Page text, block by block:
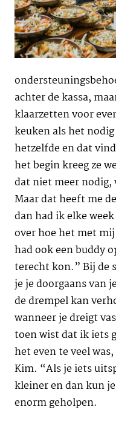
achter de kassa,
klaarzetten voor
keuken als het
hetzelfde en dat
het begin kreeg ze
dat niet meer nodig,
Maar dat heeft me
dan had ik elke
over hoe het met
had ook een buddy
terecht kon.” Bij de
je je doorgaans van
de drempel kan
wanneer je dreigt
toen wist dat ik iets
het even te veel
Kim. “Als je iets
kleiner en dan kun
enorm geholpen.